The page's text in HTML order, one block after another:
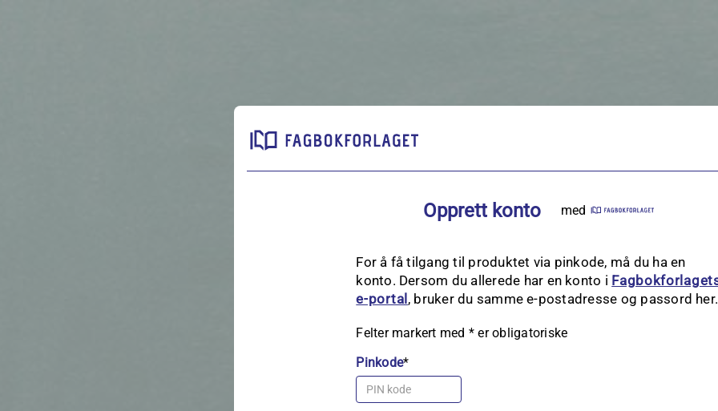
Opprett konto med
For å få tilgang til produktet via pinkode, må du ha en
konto. Dersom du allerede har en konto i
e‑portal, bruker du samme e-postadresse og passord her.
Felter markert med * er obligatoriske
Pinkode*